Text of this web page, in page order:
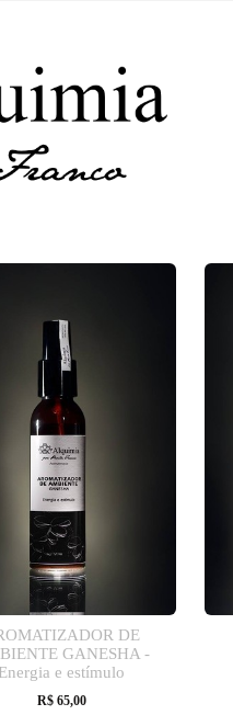
DE
GANESHA -
Energia e estímulo
R$ 65,00